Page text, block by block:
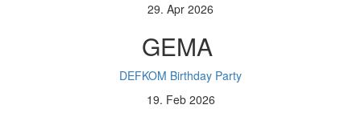
29. Apr 2026
GEMA
DEFKOM Birthday Party
19. Feb 2026